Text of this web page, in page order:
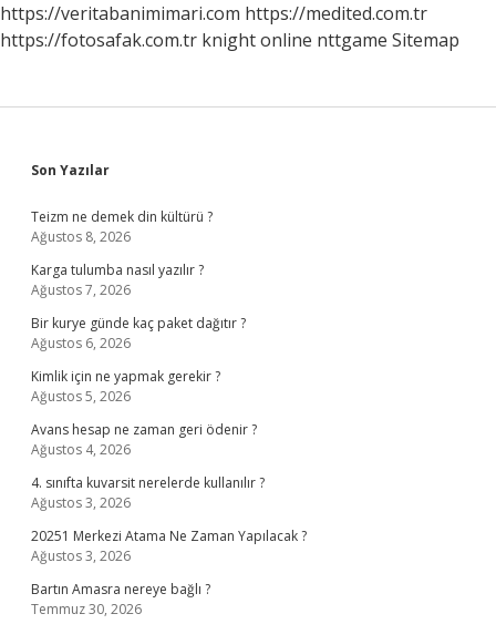
https://veritabanimimari.com https://medited.com.tr
https://fotosafak.com.tr knight online nttgame Sitemap
Sidebar
Son Yazılar
Teizm ne demek din kültürü ?
Ağustos 8, 2026
Karga tulumba nasıl yazılır ?
Ağustos 7, 2026
Bir kurye günde kaç paket dağıtır ?
Ağustos 6, 2026
Kimlik için ne yapmak gerekir ?
Ağustos 5, 2026
Avans hesap ne zaman geri ödenir ?
Ağustos 4, 2026
4. sınıfta kuvarsit nerelerde kullanılır ?
Ağustos 3, 2026
20251 Merkezi Atama Ne Zaman Yapılacak ?
Ağustos 3, 2026
Bartın Amasra nereye bağlı ?
Temmuz 30, 2026